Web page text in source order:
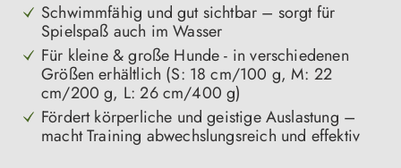
Schwimmfähig und gut sichtbar – sorgt für
Spielspaß auch im Wasser
Für kleine & große Hunde - in verschiedenen
Größen erhältlich (S: 18 cm/100 g, M: 22
cm/200 g, L: 26 cm/400 g)
Fördert körperliche und geistige Auslastung –
macht Training abwechslungsreich und effektiv